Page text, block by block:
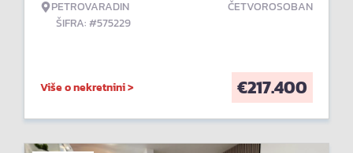
PETROVARADIN
ŠIFRA: #575229
ČETVOROSOBAN
Više o nekretnini > €217.400